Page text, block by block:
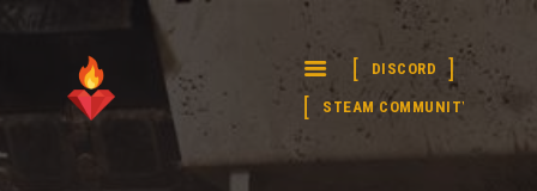
DISCORD
STEAM COMMUNITY
WE SQUAD
Seit 2016 deine deutsche Squad Community